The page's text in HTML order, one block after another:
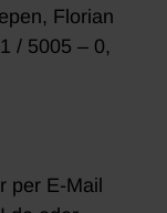
Florian
/ 5005 – 0,
per E-Mail